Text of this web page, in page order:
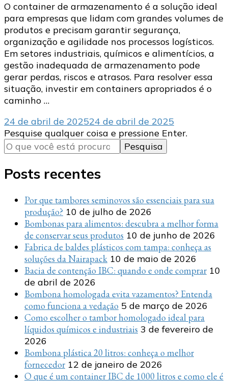
O container de armazenamento é a solução ideal
para empresas que lidam com grandes volumes de
produtos e precisam garantir segurança,
organização e agilidade nos processos logísticos.
Em setores industriais, químicos e alimentícios, a
gestão inadequada de armazenamento pode
gerar perdas, riscos e atrasos. Para resolver essa
situação, investir em containers apropriados é o
caminho …
24 de abril de 202524 de abril de 2025
Procurando
algo?
Pesquise qualquer coisa e pressione Enter.
Posts recentes
Por que tambores seminovos são essenciais para sua
produção? 10 de julho de 2026
Bombonas para alimentos: descubra a melhor forma
de conservar seus produtos 10 de junho de 2026
Fabrica de baldes plásticos com tampa: conheça as
soluções da Nairapack 10 de maio de 2026
Bacia de contenção IBC: quando e onde comprar 10
de abril de 2026
Bombona homologada evita vazamentos? Entenda
como funciona a vedação 5 de março de 2026
Como escolher o tambor homologado ideal para
líquidos químicos e industriais 3 de fevereiro de
2026
Bombona plástica 20 litros: conheça o melhor
fornecedor 12 de janeiro de 2026
O que é um container IBC de 1000 litros e como ele é